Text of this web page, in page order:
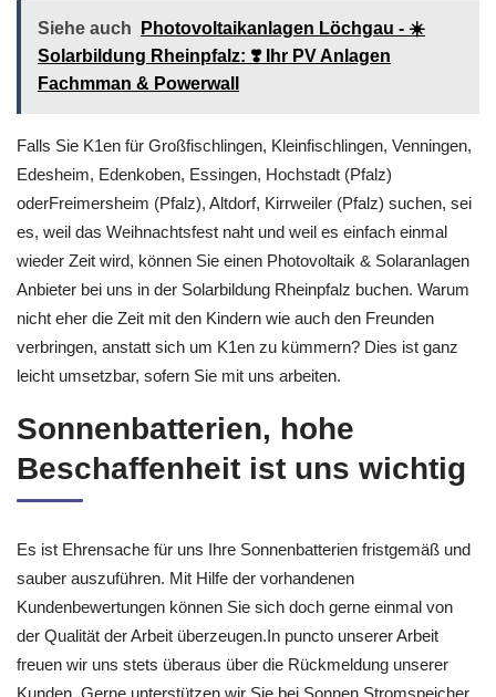
Siehe auch Photovoltaikanlagen Löchgau - ☀️
Falls Sie K1en für Großfischlingen, Kleinfischlingen, Venningen,
Edesheim, Edenkoben, Essingen, Hochstadt (Pfalz)
oderFreimersheim (Pfalz), Altdorf, Kirrweiler (Pfalz) suchen, sei
es, weil das Weihnachtsfest naht und weil es einfach einmal
wieder Zeit wird, können Sie einen Photovoltaik & Solaranlagen
Anbieter bei uns in der Solarbildung Rheinpfalz buchen. Warum
nicht eher die Zeit mit den Kindern wie auch den Freunden
leicht umsetzbar, sofern Sie mit uns arbeiten.
Sonnenbatterien, hohe
Es ist Ehrensache für uns Ihre Sonnenbatterien fristgemäß und
sauber auszuführen. Mit Hilfe der vorhandenen
Kundenbewertungen können Sie sich doch gerne einmal von
der Qualität der Arbeit überzeugen.In puncto unserer Arbeit